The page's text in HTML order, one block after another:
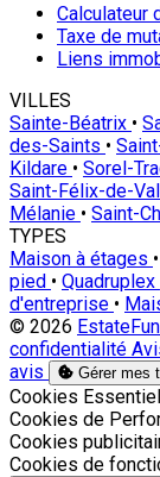
Calculateur
Taxe de
Liens
VILLES
Sainte-Béatrix •
des-Saints •
Kildare • Sorel-
Saint-Félix-de-
Mélanie • Saint-
TYPES
Maison à étages •
pied • Quadruplex
d'entreprise •
© 2026
confidentialité
avis
Gérer mes
Activer
Cookies
Activer
Cookies de
Activer
Cookies
Activer
Cookies de